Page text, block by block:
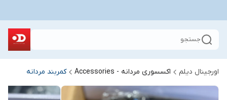
جستجو
اورجینال دیلم اکسسوری مردانه - Accessories کمربند مردانه